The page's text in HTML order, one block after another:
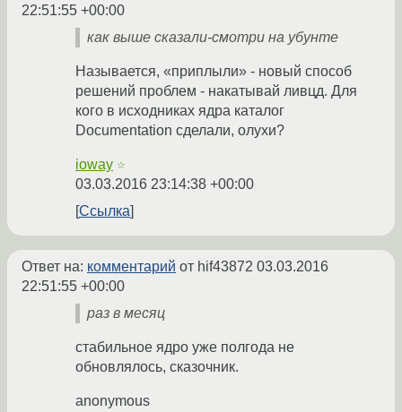
22:51:55 +00:00
как выше сказали-смотри на убунте
Называется, «приплыли» - новый способ
решений проблем - накатывай ливцд. Для
кого в исходниках ядра каталог
Documentation сделали, олухи?
ioway ☆
03.03.2016 23:14:38 +00:00
Ссылка
Ответ на: комментарий от hif43872 03.03.2016
22:51:55 +00:00
раз в месяц
стабильное ядро уже полгода не
обновлялось, сказочник.
anonymous